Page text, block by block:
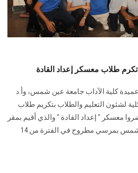
طلاب معسكر إعداد القادة
كلية الآداب جامعة عين شمس، وأ.د
لشئون التعليم والطلاب بتكريم طلاب
معسكر " إعداد القادة " والذي أقيم بمقر
" أون " التابع لجامعة عين شمس بمرسي مطروح في الفترة من 14